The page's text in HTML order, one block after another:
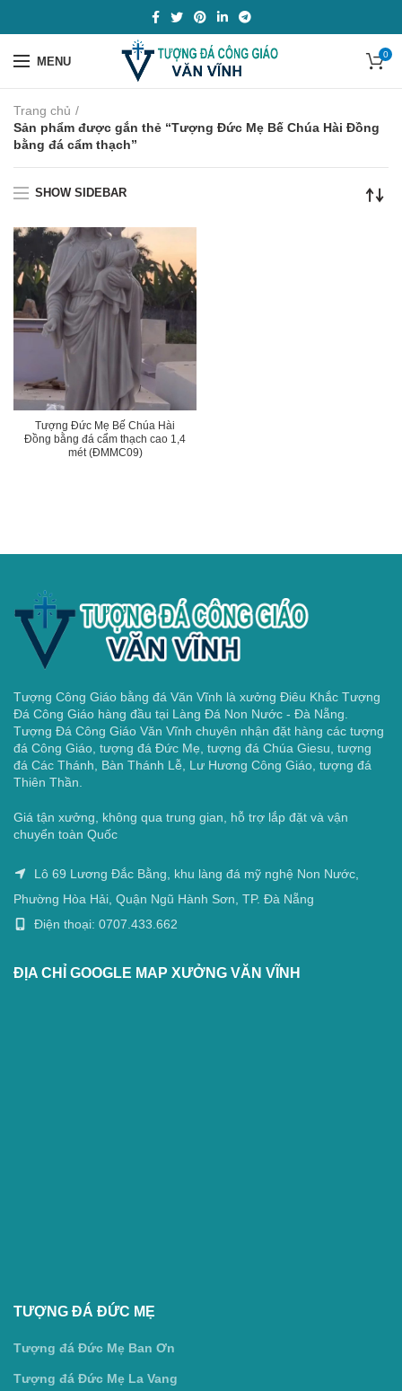
MENU 0
Trang chủ
Sản phẩm được gắn thẻ “Tượng Đức Mẹ Bế Chúa Hài Đồng
bằng đá cẩm thạch”
SHOW SIDEBAR
Tượng Đức Mẹ Bế Chúa Hài
Đồng bằng đá cẩm thạch cao 1,4
mét (ĐMMC09)
Tượng Công Giáo bằng đá Văn Vĩnh là xưởng Điêu Khắc Tượng
Đá Công Giáo hàng đầu tại Làng Đá Non Nước - Đà Nẵng.
Tượng Đá Công Giáo Văn Vĩnh chuyên nhận đặt hàng các tượng
đá Công Giáo, tượng đá Đức Mẹ, tượng đá Chúa Giesu, tượng
đá Các Thánh, Bàn Thánh Lễ, Lư Hương Công Giáo, tượng đá
Thiên Thần.
Giá tận xưởng, không qua trung gian, hỗ trợ lắp đặt và vận
chuyển toàn Quốc
Lô 69 Lương Đắc Bằng, khu làng đá mỹ nghệ Non Nước,
Phường Hòa Hải, Quận Ngũ Hành Sơn, TP. Đà Nẵng
Điện thoại: 0707.433.662
ĐỊA CHỈ GOOGLE MAP XƯỞNG VĂN VĨNH
TƯỢNG ĐÁ ĐỨC MẸ
Tượng đá Đức Mẹ Ban Ơn
Tượng đá Đức Mẹ La Vang